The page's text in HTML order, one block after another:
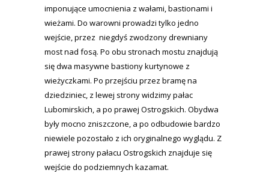
imponujące umocnienia z wałami, bastionami i
wieżami. Do warowni prowadzi tylko jedno
wejście, przez niegdyś zwodzony drewniany
most nad fosą. Po obu stronach mostu znajdują
się dwa masywne bastiony kurtynowe z
wieżyczkami. Po przejściu przez bramę na
dziedziniec, z lewej strony widzimy pałac
Lubomirskich, a po prawej Ostrogskich. Obydwa
były mocno zniszczone, a po odbudowie bardzo
niewiele pozostało z ich oryginalnego wyglądu. Z
prawej strony pałacu Ostrogskich znajduje się
wejście do podziemnych kazamat.